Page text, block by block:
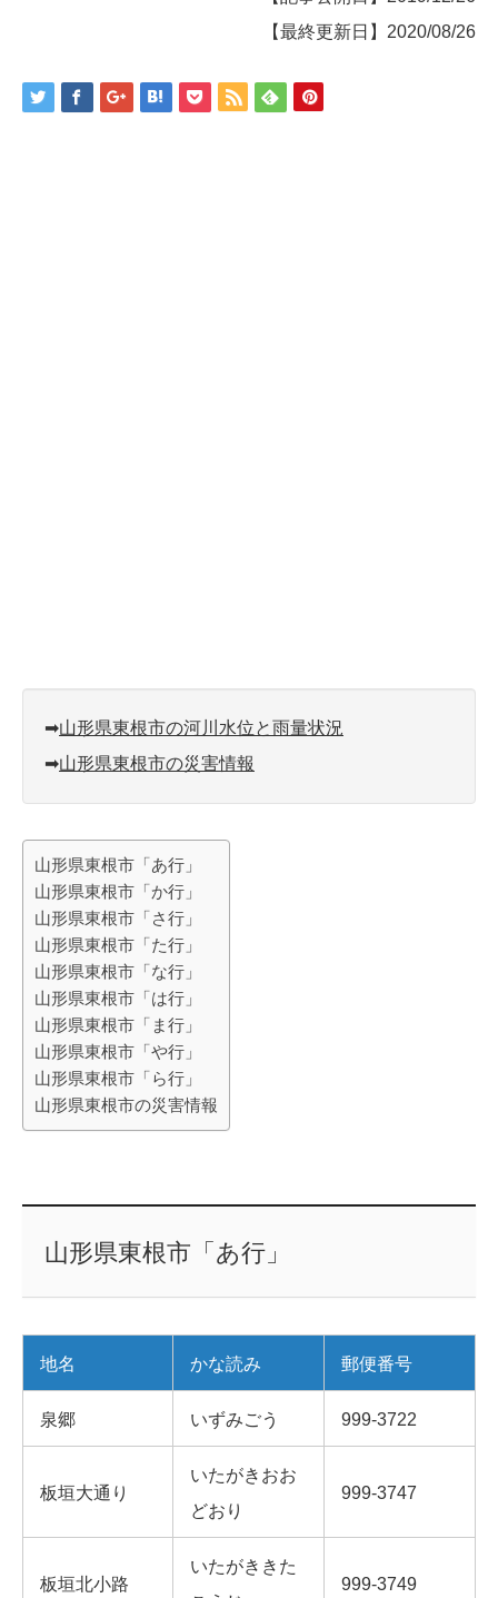
【最終更新日】2020/08/26
➡︎山形県東根市の河川水位と雨量状況
➡︎山形県東根市の災害情報
山形県東根市「あ行」
山形県東根市「か行」
山形県東根市「さ行」
山形県東根市「た行」
山形県東根市「な行」
山形県東根市「は行」
山形県東根市「ま行」
山形県東根市「や行」
山形県東根市「ら行」
山形県東根市の災害情報
山形県東根市「あ行」
地名 かな読み 郵便番号
泉郷 いずみごう 999-3722
板垣大通り
いたがきおお
どおり
999-3747
板垣北小路
いたがききた
999-3749